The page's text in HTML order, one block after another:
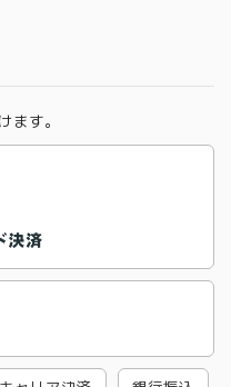
ます。